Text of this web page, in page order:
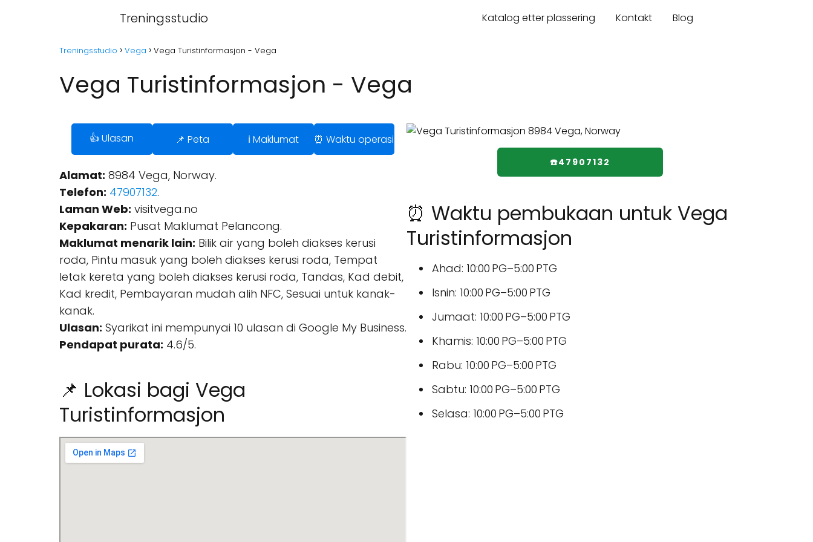
Treningsstudio Katalog etter plassering Kontakt Blog
Treningsstudio Vega Vega Turistinformasjon - Vega
Vega Turistinformasjon - Vega
👍 Ulasan 📌 Peta ℹ️ Maklumat ⏰ Waktu operasi
Alamat: 8984 Vega, Norway.
Telefon: 47907132.
Laman Web: visitvega.no
Kepakaran: Pusat Maklumat Pelancong.
Maklumat menarik lain: Bilik air yang boleh diakses kerusi
roda, Pintu masuk yang boleh diakses kerusi roda, Tempat
letak kereta yang boleh diakses kerusi roda, Tandas, Kad debit,
Kad kredit, Pembayaran mudah alih NFC, Sesuai untuk kanak-
kanak.
Ulasan: Syarikat ini mempunyai 10 ulasan di Google My Business.
Pendapat purata: 4.6/5.
📌 Lokasi bagi Vega
Turistinformasjon
☎️47907132
⏰ Waktu pembukaan untuk Vega
Turistinformasjon
Ahad: 10:00 PG–5:00 PTG
Isnin: 10:00 PG–5:00 PTG
Jumaat: 10:00 PG–5:00 PTG
Khamis: 10:00 PG–5:00 PTG
Rabu: 10:00 PG–5:00 PTG
Sabtu: 10:00 PG–5:00 PTG
Selasa: 10:00 PG–5:00 PTG